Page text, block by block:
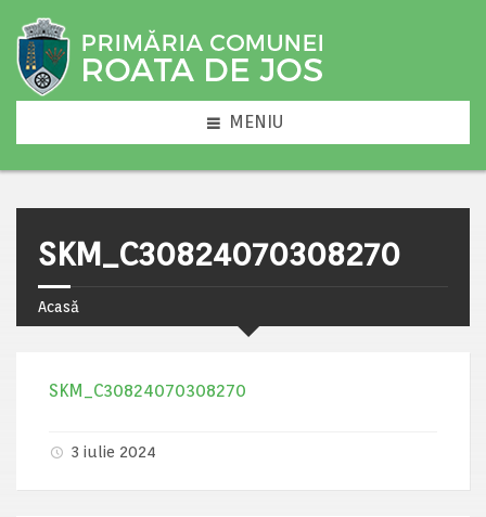
MENIU
SKM_C30824070308270
Acasă
SKM_C30824070308270
3 iulie 2024